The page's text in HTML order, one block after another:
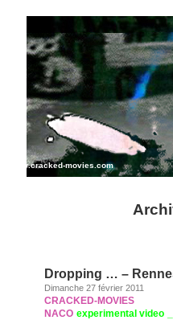
www.cracked-movies.com
ART PERFORMANCE MIX MEDIA
Dropping … –
Dimanche 27 février 2011
CRACKED-MOVIES
NACO experimental video